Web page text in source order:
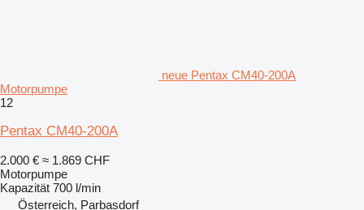
neue Pentax CM40-200A
Motorpumpe
12
Pentax CM40-200A
2.000 € ≈ 1.869 CHF
Motorpumpe
Kapazität 700 l/min
Österreich, Parbasdorf